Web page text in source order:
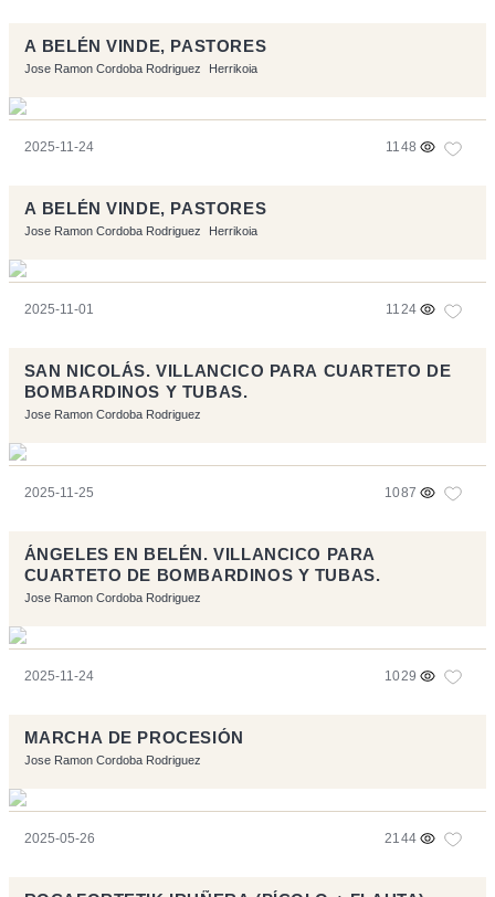
A BELÉN VINDE, PASTORES
Jose Ramon Cordoba Rodriguez Herrikoia
2025-11-24 1148
A BELÉN VINDE, PASTORES
Jose Ramon Cordoba Rodriguez Herrikoia
2025-11-01 1124
SAN NICOLÁS. VILLANCICO PARA CUARTETO DE
BOMBARDINOS Y TUBAS.
Jose Ramon Cordoba Rodriguez
2025-11-25 1087
ÁNGELES EN BELÉN. VILLANCICO PARA
CUARTETO DE BOMBARDINOS Y TUBAS.
Jose Ramon Cordoba Rodriguez
2025-11-24 1029
MARCHA DE PROCESIÓN
Jose Ramon Cordoba Rodriguez
2025-05-26 2144